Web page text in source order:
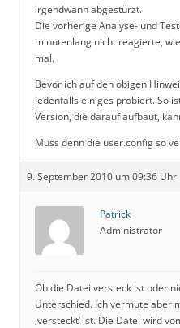
irgendwann abgestürzt.
Die vorherige Analyse- und
minutenlang nicht reagierte,
mal.
Bevor ich auf den obigen
jedenfalls einiges probiert. So
Version, die darauf aufbaut,
Muss denn die user.config so
9. September 2010 um 09:36 Uhr
Patrick
Administrator
Ob die Datei versteck ist oder
Unterschied. Ich vermute aber
‚versteckt‘ ist. Die Datei wird